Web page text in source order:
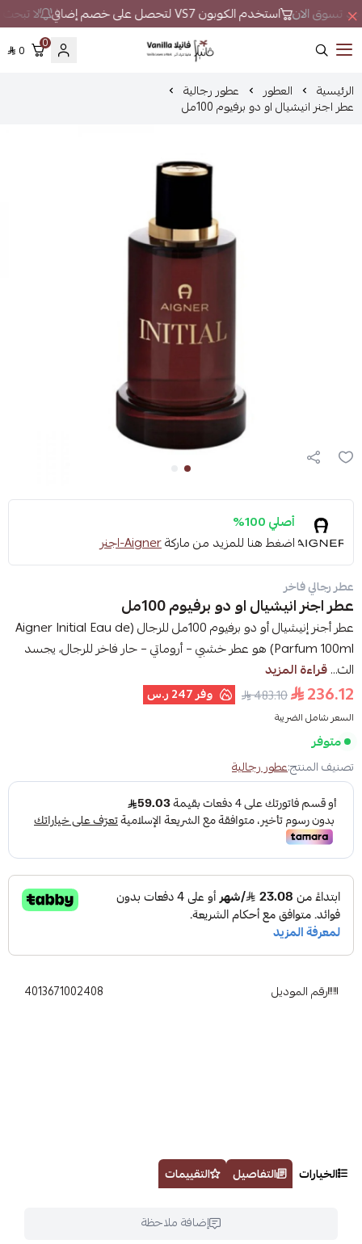
تسوق الان استخدم الكوبون VS7 لتحصل على خصم إضافي لا تبحث
فانيلا
0
0
الرئيسية العطور عطور رجالية
عطر اجنر انيشيال او دو برفيوم 100مل
أصلي 100%
اضغط هنا للمزيد من ماركةAigner-اجنر
عطر رجالي فاخر
عطر اجنر انيشيال او دو برفيوم 100مل
عطر أجنر إنيشيال أو دو برفيوم 100مل للرجال (Aigner Initial Eau de
Parfum 100ml) هو عطر خشبي – أروماتي – حار فاخر للرجال، يجسد
الث...قراءة المزيد
236.12
483.10 وفر247 ر.س
السعر شامل الضريبة
متوفر
تصنيف المنتج:عطور رجالية
رقم الموديل 4013671002408
الخيارات التفاصيل التقييمات
إضافة ملاحظة